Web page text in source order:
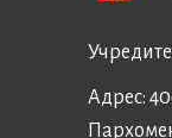
Адрес: